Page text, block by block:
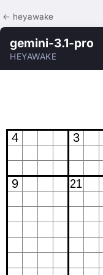
← heyawake
gemini-3.1-pro
HEYAWAKE
4 3
9 21